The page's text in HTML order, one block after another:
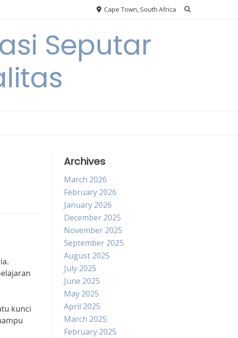
Cape Town, South Africa
Seputar
kunci
Archives
March 2026
February 2026
January 2026
December 2025
November 2025
September 2025
August 2025
July 2025
June 2025
May 2025
April 2025
March 2025
February 2025